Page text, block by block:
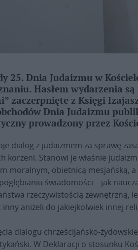
25. Dnia Judaizmu w
Hasłem wydarzenia
zaczerpnięte z Księgi
Dnia Judaizmu
prowadzony przez
dialog z judaizmem za sprawę
korzeni. Stanowi je właśnie
moralnym, obietnicą mesjańską,
świadomości – jak
rzeczywistością zewnętrzną,
aniżeli do jakiejkolwiek innej
dialogu chrześcijańsko-
W Deklaracji o stosunku